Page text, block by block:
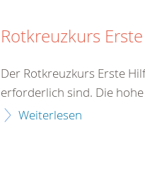
Rotkreuzkurs
Der Rotkreuzkurs Erste
erforderlich sind. Die
Weiterlesen